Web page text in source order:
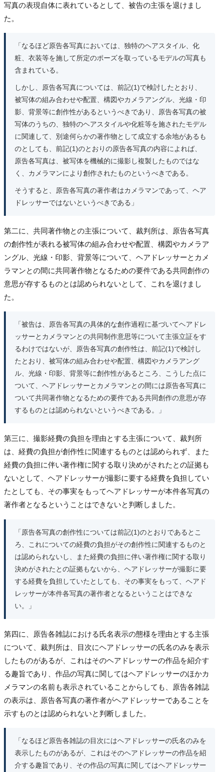
写真の表現自体に表れているとして、被告の主張を退けまし
た。
「なるほど原告各写真においては、独特のヘアスタイル、化
粧、衣装等を施して所定のポーズを取っているモデルの写真も
含まれている。
しかし、原告各写真については、前記(1)で検討したとおり、
被写体の組み合わせや配置、構図やカメラアングル、光線・印
影、背景等に創作性があるというべきであり、原告各写真の被
写体のうちの、独特のヘアスタイルや化粧等を施されたモデル
に関連して、別途何らかの著作物として成立する余地があるも
のとしても、前記(1)のとおりの原告各写真の内容によれば、
原告各写真は、被写体を機械的に撮影し複製したものではな
く、カメラマンにより創作されたものというべきである。
そうすると、原告各写真の著作者はカメラマンであって、ヘア
ドレッサーではないというべきである」
第二に、共同著作物との主張について、裁判所は、原告各写真
の創作性が表れる被写体の組み合わせや配置、構図やカメラア
ングル、光線・印影、背景等について、ヘアドレッサーとカメ
ラマンとの間に共同著作物となるための要件である共同創作の
意思が存するものとは認められないとして、これを退けまし
た。
「被告は、原告各写真の具体的な創作過程に基づいてヘアドレ
ッサーとカメラマンとの共同制作意思等について主張立証をす
るわけではないが、原告各写真の創作性は、前記(1)で検討し
たとおり、被写体の組み合わせや配置、構図やカメラアング
ル、光線・印影、背景等に創作性があるところ、こうした点に
ついて、ヘアドレッサーとカメラマンとの間には原告各写真に
ついて共同著作物となるための要件である共同創作の意思が存
するものとは認められないというべきである。」
第三に、撮影経費の負担を理由とする主張について、裁判所
は、経費の負担が創作性に関連するものとは認められず、また
経費の負担に伴い著作権に関する取り決めがされたとの証拠も
ないとして、ヘアドレッサーが撮影に要する経費を負担してい
たとしても、その事実をもってヘアドレッサーが本件各写真の
著作者となるということはできないと判断しました。
「原告各写真の創作性については前記(1)のとおりであるとこ
ろ、これについての経費の負担がその創作性に関連するものと
は認められないし、また経費の負担に伴い著作権に関する取り
決めがされたとの証拠もないから、ヘアドレッサーが撮影に要
する経費を負担していたとしても、その事実をもって、ヘアド
レッサーが本件各写真の著作者となるということはできな
い。」
第四に、原告各雑誌における氏名表示の態様を理由とする主張
について、裁判所は、目次にヘアドレッサーの氏名のみを表示
したものがあるが、これはそのヘアドレッサーの作品を紹介す
る趣旨であり、作品の写真に関してはヘアドレッサーのほかカ
メラマンの名前も表示されていることからしても、原告各雑誌
の表示は、原告各写真の著作者がヘアドレッサーであることを
示すものとは認められないと判断しました。
「なるほど原告各雑誌の目次にはヘアドレッサーの氏名のみを
表示したものがあるが、これはそのヘアドレッサーの作品を紹
介する趣旨であり、その作品の写真に関してはヘアドレッサー